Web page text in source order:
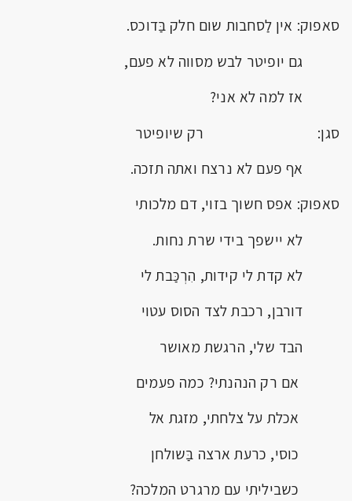
סאפוק: אין לַסחבות שום חלק בַּדוכס.
גם יופיטר לבש מסווה לא פעם,
אז למה לא אני?
סגן: רק שיופיטר
אף פעם לא נרצח ואתה תזכה.
סאפוק: אפס חשוך בזוי, דם מלכותי
לא יישפך בידי שרת נחות.
לא קדת לי קידות, הִרְכַּבת לי
דורבן, רכבת לצד הסוס עטוי
הבד שלי, הרגשת מאושר
אם רק הנהנתי? כמה פעמים
אכלת על צלחתי, מזגת אל
כוסי, כרעת ארצה בַּשולחן
כשביליתי עם מרגרט המלכה?